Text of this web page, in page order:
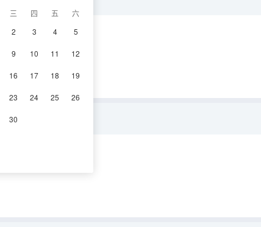
三 四 五
六
2 3 4 5
9 10 11 12
16 17 18 19
23 24 25 26
30
電視機